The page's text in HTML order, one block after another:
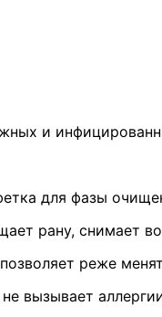
и
для фазы
рану, снимает
реже
вызывает